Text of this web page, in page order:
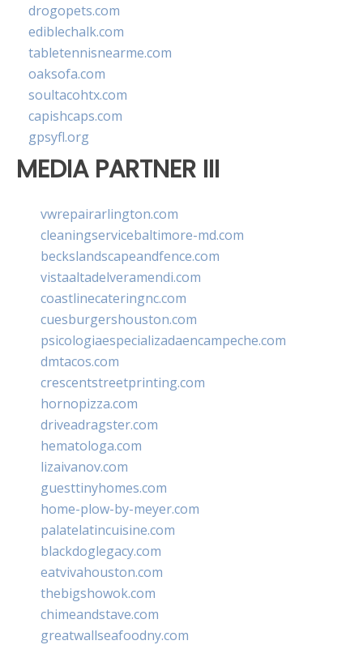
drogopets.com
ediblechalk.com
tabletennisnearme.com
oaksofa.com
soultacohtx.com
capishcaps.com
gpsyfl.org
MEDIA PARTNER III
vwrepairarlington.com
cleaningservicebaltimore-md.com
beckslandscapeandfence.com
vistaaltadelveramendi.com
coastlinecateringnc.com
cuesburgershouston.com
psicologiaespecializadaencampeche.com
dmtacos.com
crescentstreetprinting.com
hornopizza.com
driveadragster.com
hematologa.com
lizaivanov.com
guesttinyhomes.com
home-plow-by-meyer.com
palatelatincuisine.com
blackdoglegacy.com
eatvivahouston.com
thebigshowok.com
chimeandstave.com
greatwallseafoodny.com